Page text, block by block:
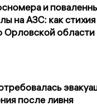
и
на АЗС: как стихия
Орловской области
после ливня